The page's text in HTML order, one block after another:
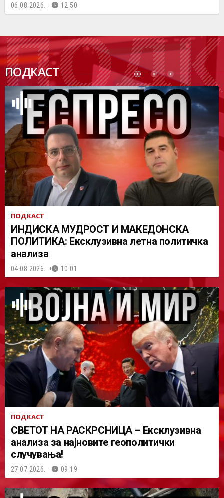
06.08.2026. 12:50
ПОДКАСТ
ПОДК
АСТ
ПОДКАСТ
ИНДИСКА МУДРОСТ И МАКЕДОНСКА
ПОЛИТИКА: Ексклузивна летна политичка
анализа
04.08.2026. 10:01
ПОДКАСТ
СВЕТОТ НА РАСКРСНИЦА – Ексклузивна
анализа за најновите геополитички
случувања!
27.07.2026. 09:19